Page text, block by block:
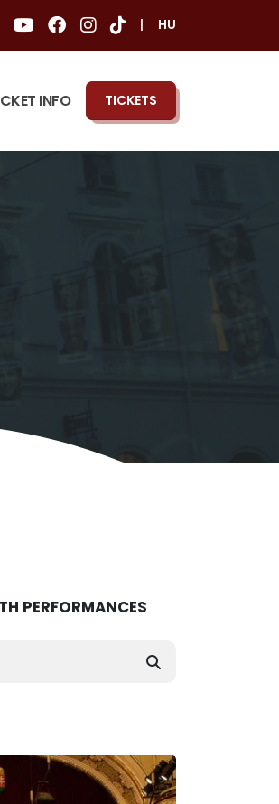
HU
INFO TICKETS
PERFORMANCES